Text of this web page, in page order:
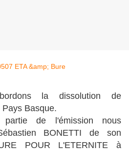
la dissolution de
Pays Basque.
de l'émission nous
BONETTI de son
POUR L'ETERNITE à